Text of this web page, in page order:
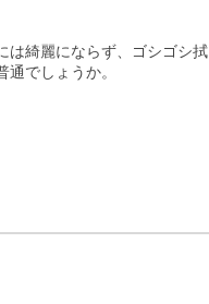
は綺麗にならず、ゴシゴシ拭
でしょうか。